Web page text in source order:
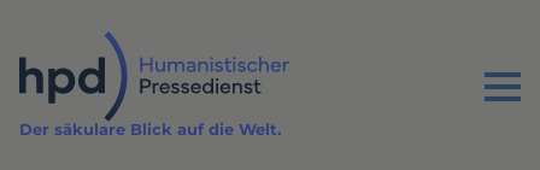
Inhalt
Menu
Der säkulare Blick auf die Welt.